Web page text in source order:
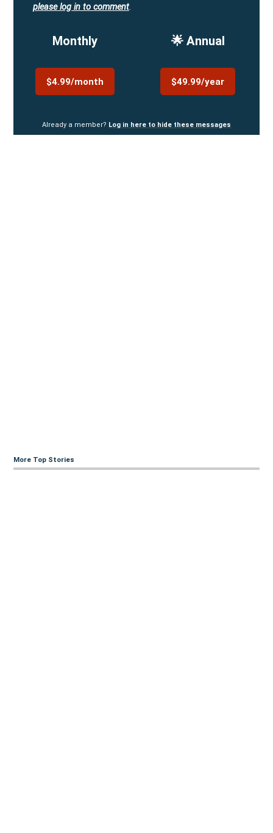
please log in to comment.
Monthly
$4.99/month
🌟 Annual
$49.99/year
Already a member? Log in here to hide these messages
More Top Stories